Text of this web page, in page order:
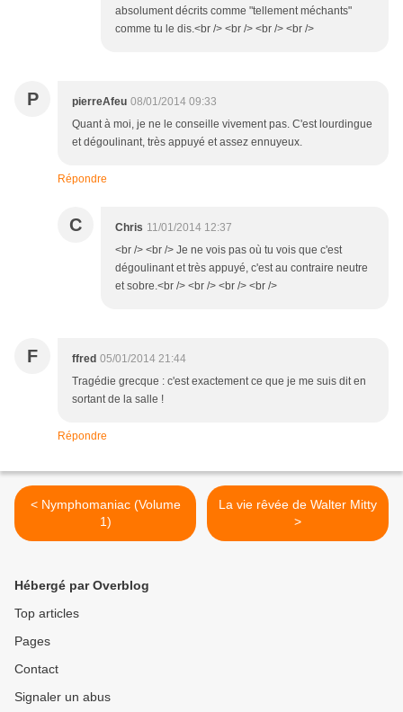
absolument décrits comme "tellement méchants"
comme tu le dis.<br /> <br /> <br /> <br />
P pierreAfeu 08/01/2014 09:33
Quant à moi, je ne le conseille vivement pas. C'est lourdingue
et dégoulinant, très appuyé et assez ennuyeux.
Répondre
C Chris 11/01/2014 12:37
<br /> <br /> Je ne vois pas où tu vois que c'est
dégoulinant et très appuyé, c'est au contraire neutre
et sobre.<br /> <br /> <br /> <br />
F ffred 05/01/2014 21:44
Tragédie grecque : c'est exactement ce que je me suis dit en
sortant de la salle !
Répondre
< Nymphomaniac (Volume
1)
La vie rêvée de Walter Mitty
>
Hébergé par Overblog
Top articles
Pages
Contact
Signaler un abus